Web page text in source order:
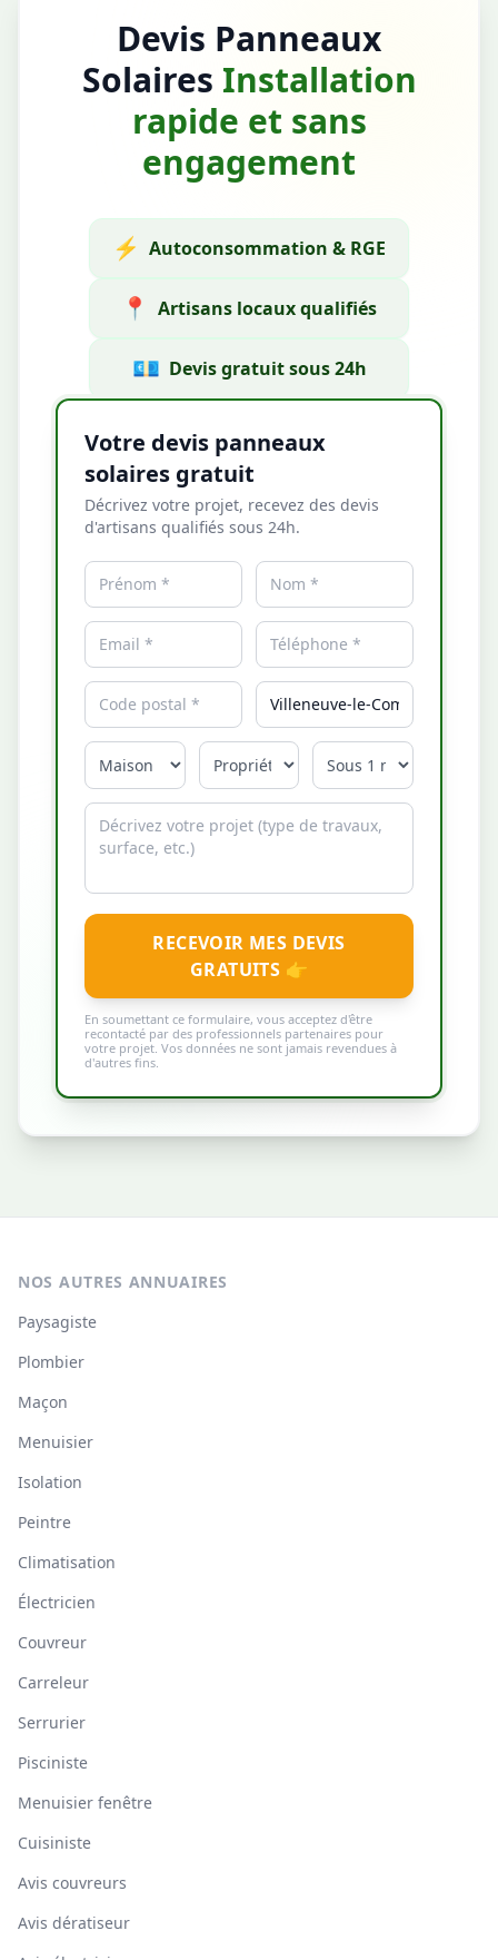
Devis Panneaux
Solaires Installation
rapide et sans
engagement
⚡ Autoconsommation & RGE
📍 Artisans locaux qualifiés
💶 Devis gratuit sous 24h
Votre devis panneaux
solaires gratuit
Décrivez votre projet, recevez des devis
d'artisans qualifiés sous 24h.
RECEVOIR MES DEVIS
GRATUITS 👉
En soumettant ce formulaire, vous acceptez d'être
recontacté par des professionnels partenaires pour
votre projet. Vos données ne sont jamais revendues à
d'autres fins.
NOS AUTRES ANNUAIRES
Paysagiste
Plombier
Maçon
Menuisier
Isolation
Peintre
Climatisation
Électricien
Couvreur
Carreleur
Serrurier
Pisciniste
Menuisier fenêtre
Cuisiniste
Avis couvreurs
Avis dératiseur